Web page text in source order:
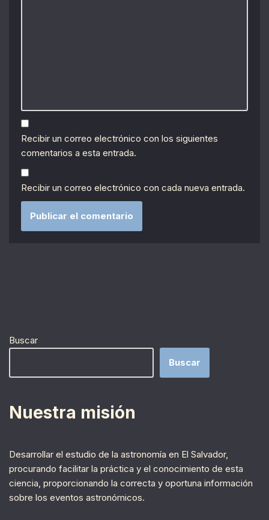
Recibir un correo electrónico con los siguientes
comentarios a esta entrada.
Recibir un correo electrónico con cada nueva entrada.
Buscar
Buscar
Nuestra misión
Desarrollar el estudio de la astronomía en El Salvador,
procurando facilitar la práctica y el conocimiento de esta
ciencia, proporcionando la correcta y oportuna información
sobre los eventos astronómicos.